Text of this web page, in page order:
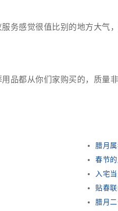
务感觉很值比别的地方大气
品都从你们家购买的，质量非
腊月
春节
入宅
贴春
腊月